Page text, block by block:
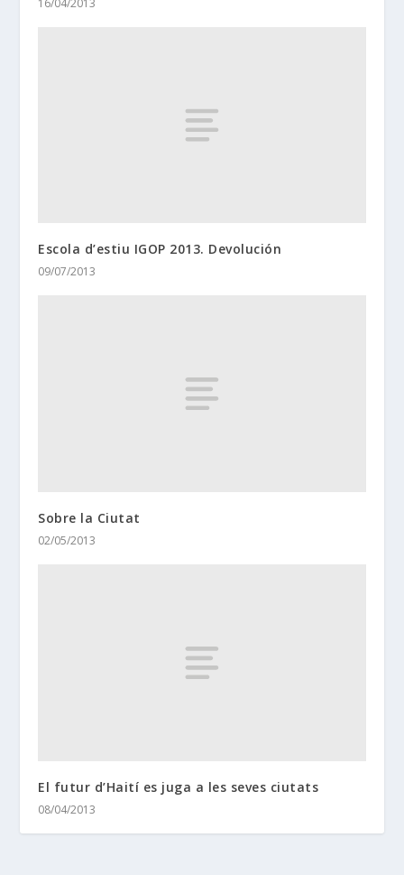
Escola d’estiu IGOP 2013. Devolución
09/07/2013
Sobre la Ciutat
02/05/2013
El futur d’Haití es juga a les seves ciutats
08/04/2013